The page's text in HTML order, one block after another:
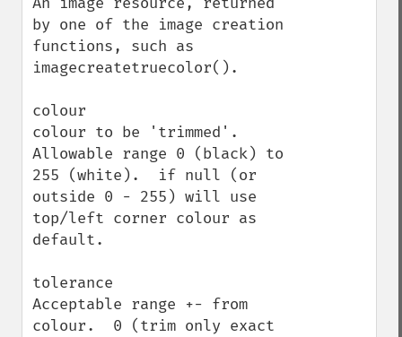
by one of the image creation
functions, such as
imagecreatetruecolor().
colour
colour to be 'trimmed'.
Allowable range 0 (black) to
255 (white).  if null (or
outside 0 - 255) will use
top/left corner colour as
default.
tolerance
Acceptable range +- from
colour.  0 (trim only exact